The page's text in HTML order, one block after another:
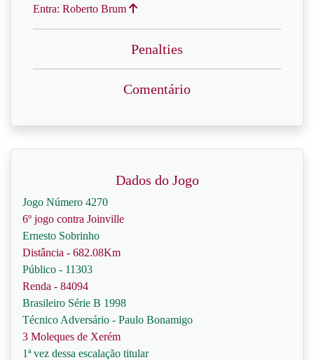
Entra: Roberto Brum
Penalties
Comentário
Dados do Jogo
Jogo Número 4270
6º jogo contra Joinville
Ernesto Sobrinho
Distância - 682.08Km
Público - 11303
Renda - 84094
Brasileiro Série B 1998
Técnico Adversário - Paulo Bonamigo
3 Moleques de Xerém
1ª vez dessa escalação titular